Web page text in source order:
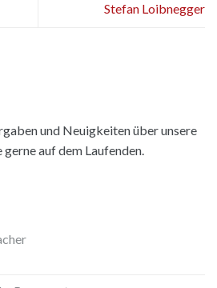
Stefan Loibnegger
und Neuigkeiten über unsere
auf dem Laufenden.